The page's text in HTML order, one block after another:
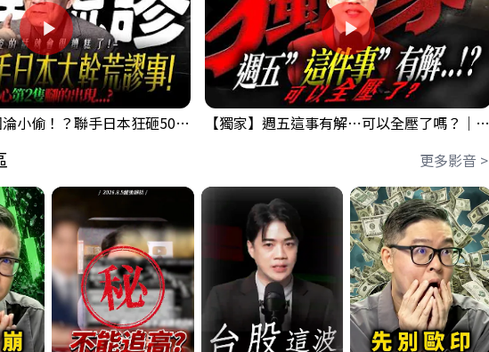
【出事啦】美國淪小偷！？聯手日本狂砸50億幹荒謬事！美元急殺黃金噴發，外資準備血洗台股！？｜ Mr.永年 李｜ 盤後講股 Mr.永年 李 2026 / 08 / 06 【獨家】週五這事有解⋯可以全壓了嗎？｜錢進大趨勢 Mr.智霖 陳 2026/08/06
更多影音 >